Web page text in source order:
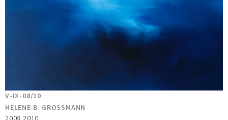
V-IX-08/10
HELENE B. GROSSMANN